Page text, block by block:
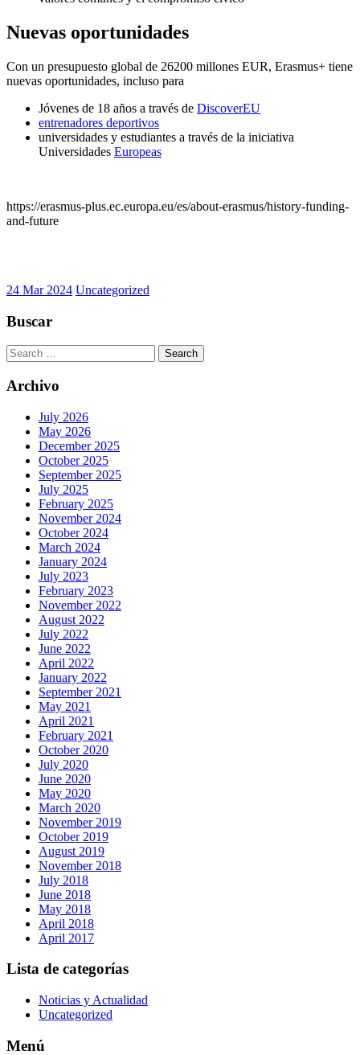
Nuevas oportunidades
Con un presupuesto global de 26200 millones EUR, Erasmus+ tiene
nuevas oportunidades, incluso para
Jóvenes de 18 años a través de DiscoverEU
entrenadores deportivos
universidades y estudiantes a través de la iniciativa
Universidades Europeas
https://erasmus-plus.ec.europa.eu/es/about-erasmus/history-funding-
and-future
24 Mar 2024 Uncategorized
Buscar
Search
for:
Archivo
July 2026
May 2026
December 2025
October 2025
September 2025
July 2025
February 2025
November 2024
October 2024
March 2024
January 2024
July 2023
February 2023
November 2022
August 2022
July 2022
June 2022
April 2022
January 2022
September 2021
May 2021
April 2021
February 2021
October 2020
July 2020
June 2020
May 2020
March 2020
November 2019
October 2019
August 2019
November 2018
July 2018
June 2018
May 2018
April 2018
April 2017
Lista de categorías
Noticias y Actualidad
Uncategorized
Menú